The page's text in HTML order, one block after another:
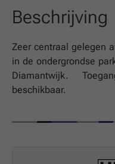
Beschrijving
Zeer centraal gelegen
in de ondergrondse
Diamantwijk.
beschikbaar.